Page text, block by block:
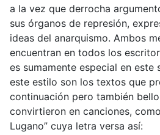
a la vez que derrocha
sus órganos de represión,
ideas del anarquismo. Ambos
encuentran en todos los
es sumamente especial en este
este estilo son los textos que
continuación pero también
convirtieron en canciones,
Lugano” cuya letra versa así: